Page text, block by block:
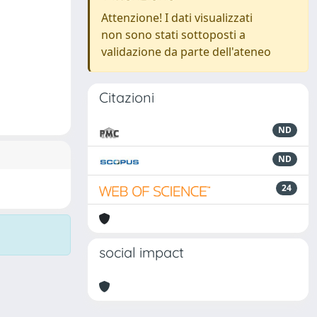
Attenzione! I dati visualizzati
non sono stati sottoposti a
validazione da parte dell'ateneo
Citazioni
ND
ND
24
social impact